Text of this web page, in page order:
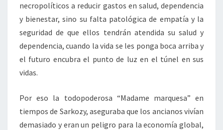
necropolíticos a reducir gastos en salud, dependencia
y bienestar, sino su falta patológica de empatía y la
seguridad de que ellos tendrán atendida su salud y
dependencia, cuando la vida se les ponga boca arriba y
el futuro encubra el punto de luz en el túnel en sus
vidas.
Por eso la todopoderosa “Madame marquesa” en
tiempos de Sarkozy, aseguraba que los ancianos vivían
demasiado y eran un peligro para la economía global,